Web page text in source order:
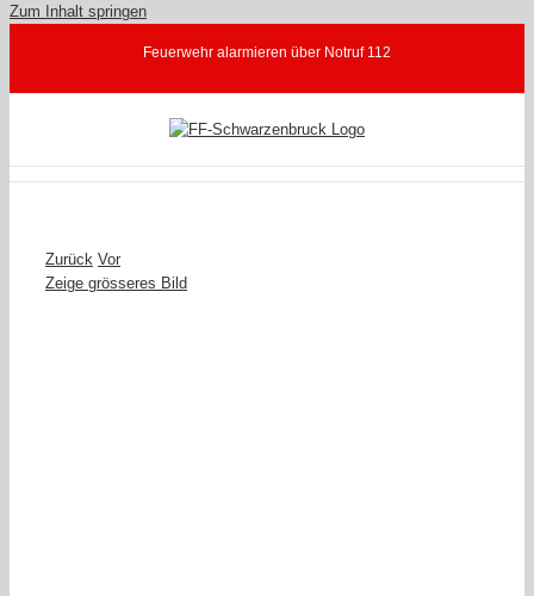
Zum Inhalt springen
Feuerwehr alarmieren über Notruf 112
Zurück Vor
Zeige grösseres Bild